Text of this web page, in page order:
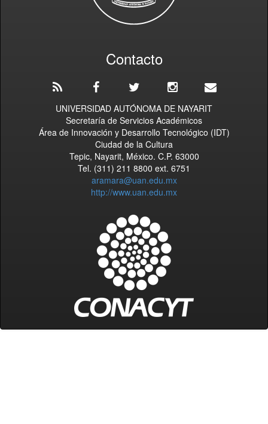
Contacto
UNIVERSIDAD AUTÓNOMA DE NAYARIT
Secretaría de Servicios Académicos
Área de Innovación y Desarrollo Tecnológico (IDT)
Ciudad de la Cultura
Tepic, Nayarit, México. C.P. 63000
Tel. (311) 211 8800 ext. 6751
aramara@uan.edu.mx
http://www.uan.edu.mx